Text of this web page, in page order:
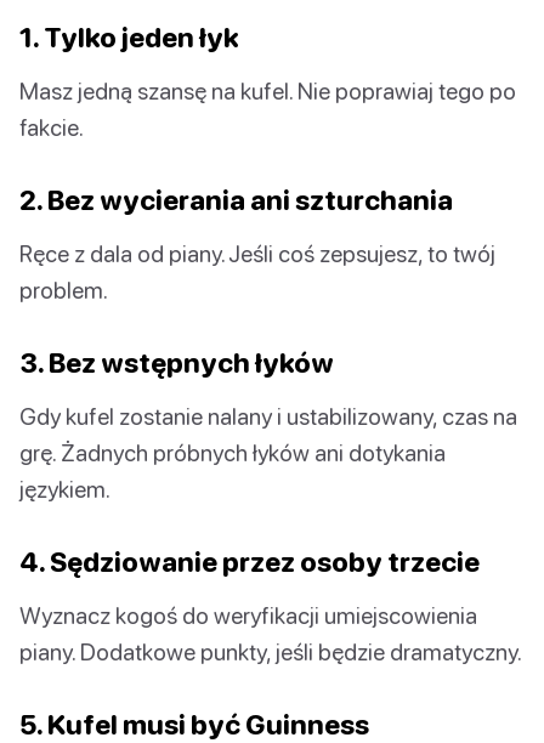
1. Tylko jeden łyk
Masz jedną szansę na kufel. Nie poprawiaj tego po
fakcie.
2. Bez wycierania ani szturchania
Ręce z dala od piany. Jeśli coś zepsujesz, to twój
problem.
3. Bez wstępnych łyków
Gdy kufel zostanie nalany i ustabilizowany, czas na
grę. Żadnych próbnych łyków ani dotykania
językiem.
4. Sędziowanie przez osoby trzecie
Wyznacz kogoś do weryfikacji umiejscowienia
piany. Dodatkowe punkty, jeśli będzie dramatyczny.
5. Kufel musi być Guinness